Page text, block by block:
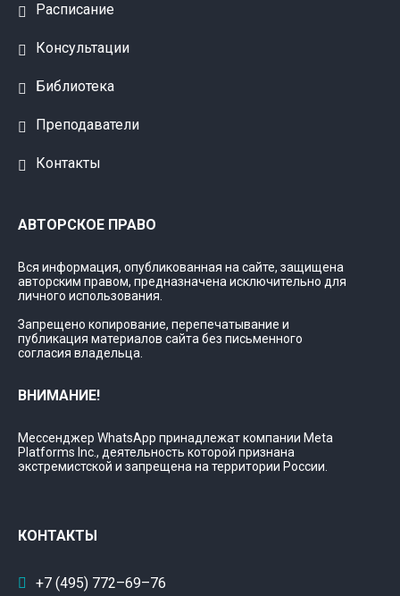
Расписание
Консультации
Библиотека
Преподаватели
Контакты
АВТОРСКОЕ ПРАВО
Вся информация, опубликованная на сайте, защищена
авторским правом, предназначена исключительно для
личного использования.
Запрещено копирование, перепечатывание и
публикация материалов сайта без письменного
согласия владельца.
ВНИМАНИЕ!
Мессенджер WhatsApp принадлежат компании Meta
Platforms Inc., деятельность которой признана
экстремистской и запрещена на территории России.
КОНТАКТЫ
+7 (495) 772–69–76